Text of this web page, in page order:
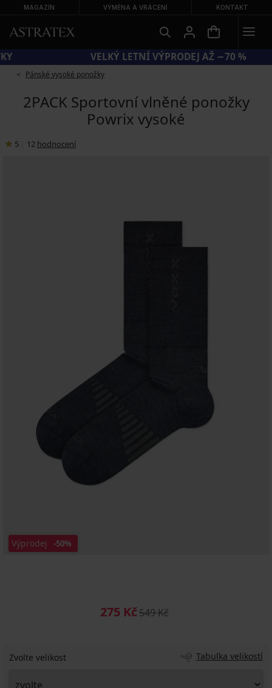
MAGAZÍN VÝMĚNA A VRÁCENÍ KONTAKT
KÓD SUN20 = EXTRA −20 % NA ZLEVNĚNÉ PLAVKY
Pánské vysoké ponožky
2PACK Sportovní vlněné ponožky
Powrix vysoké
5 12 hodnocení
Výprodej -50%
275 Kč549 Kč
Zvolte velikost Tabulka velikostí